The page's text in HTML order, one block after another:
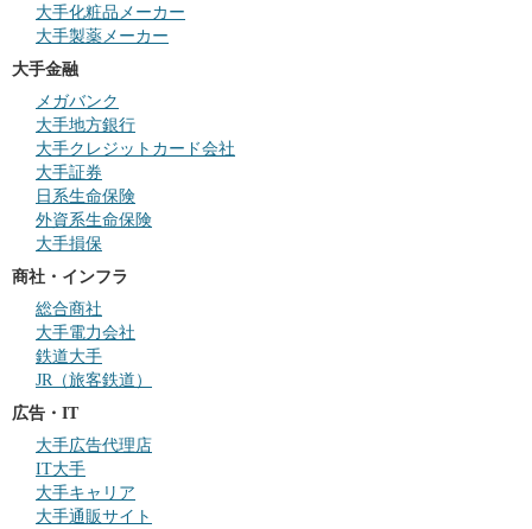
大手化粧品メーカー
大手製薬メーカー
大手金融
メガバンク
大手地方銀行
大手クレジットカード会社
大手証券
日系生命保険
外資系生命保険
大手損保
商社・インフラ
総合商社
大手電力会社
鉄道大手
JR（旅客鉄道）
広告・IT
大手広告代理店
IT大手
大手キャリア
大手通販サイト